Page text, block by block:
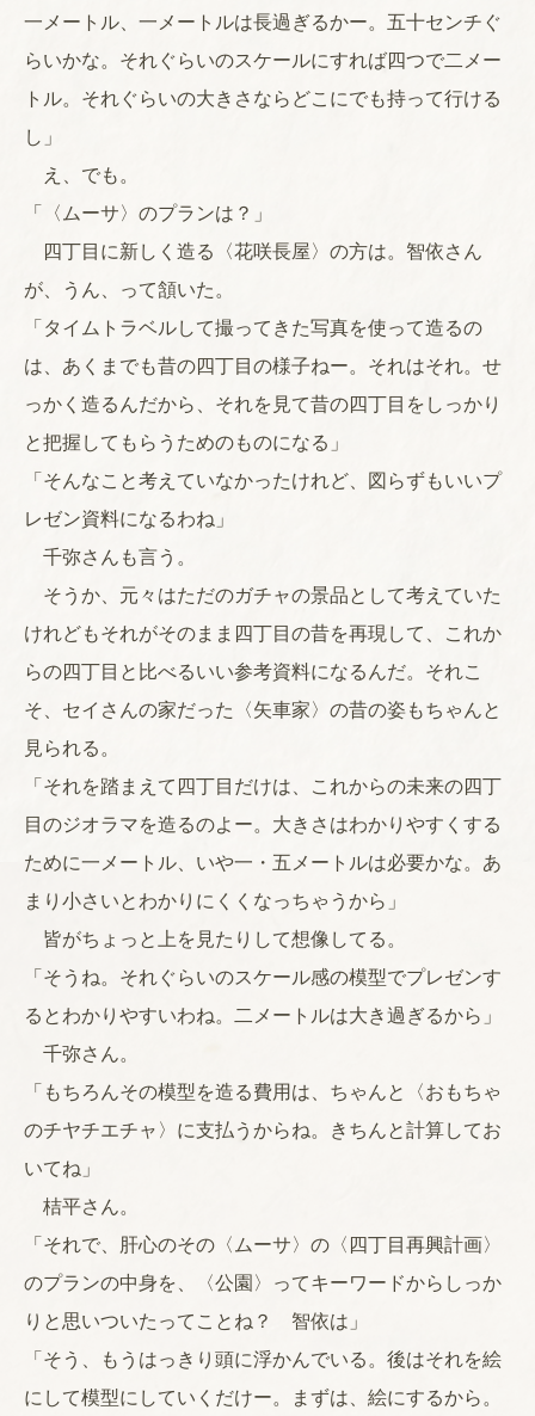
一メートル、一メートルは長過ぎるかー。五十センチぐ
らいかな。それぐらいのスケールにすれば四つで二メー
トル。それぐらいの大きさならどこにでも持って行ける
し」
え、でも。
「〈ムーサ〉のプランは？」
四丁目に新しく造る〈花咲長屋〉の方は。智依さん
が、うん、って頷いた。
「タイムトラベルして撮ってきた写真を使って造るの
は、あくまでも昔の四丁目の様子ねー。それはそれ。せ
っかく造るんだから、それを見て昔の四丁目をしっかり
と把握してもらうためのものになる」
「そんなこと考えていなかったけれど、図らずもいいプ
レゼン資料になるわね」
千弥さんも言う。
そうか、元々はただのガチャの景品として考えていた
けれどもそれがそのまま四丁目の昔を再現して、これか
らの四丁目と比べるいい参考資料になるんだ。それこ
そ、セイさんの家だった〈矢車家〉の昔の姿もちゃんと
見られる。
「それを踏まえて四丁目だけは、これからの未来の四丁
目のジオラマを造るのよー。大きさはわかりやすくする
ために一メートル、いや一・五メートルは必要かな。あ
まり小さいとわかりにくくなっちゃうから」
皆がちょっと上を見たりして想像してる。
「そうね。それぐらいのスケール感の模型でプレゼンす
るとわかりやすいわね。二メートルは大き過ぎるから」
千弥さん。
「もちろんその模型を造る費用は、ちゃんと〈おもちゃ
のチヤチエチャ〉に支払うからね。きちんと計算してお
いてね」
桔平さん。
「それで、肝心のその〈ムーサ〉の〈四丁目再興計画〉
のプランの中身を、〈公園〉ってキーワードからしっか
りと思いついたってことね？ 智依は」
「そう、もうはっきり頭に浮かんでいる。後はそれを絵
にして模型にしていくだけー。まずは、絵にするから。